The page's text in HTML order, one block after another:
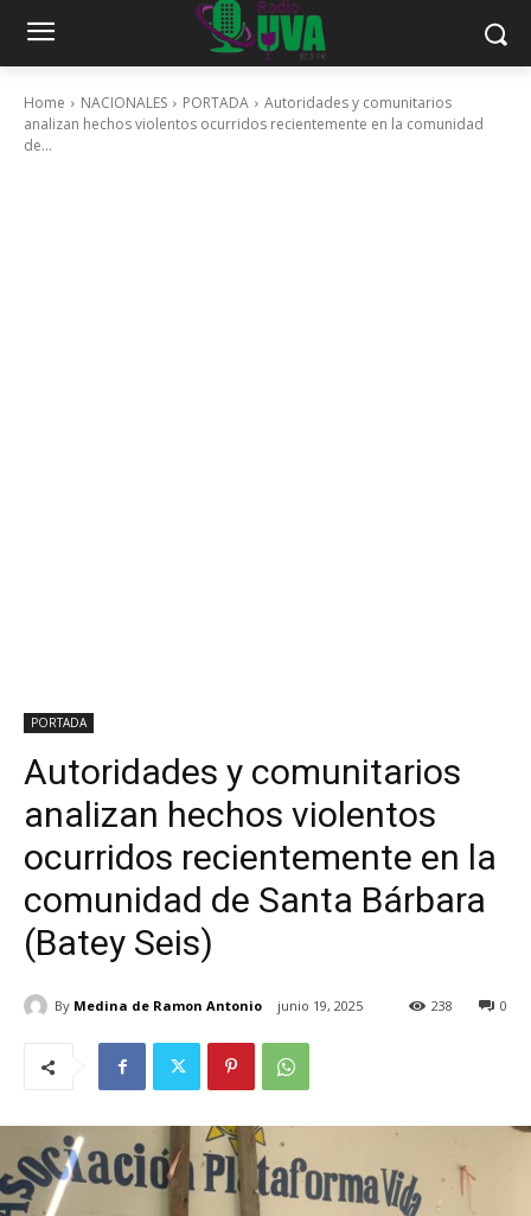
Home NACIONALES PORTADA
Autoridades y comunitarios
analizan hechos violentos ocurridos recientemente en la comunidad
de...
PORTADA
Autoridades y comunitarios
analizan hechos violentos
ocurridos recientemente en la
comunidad de Santa Bárbara
(Batey Seis)
By Medina de Ramon Antonio junio 19, 2025 0
238